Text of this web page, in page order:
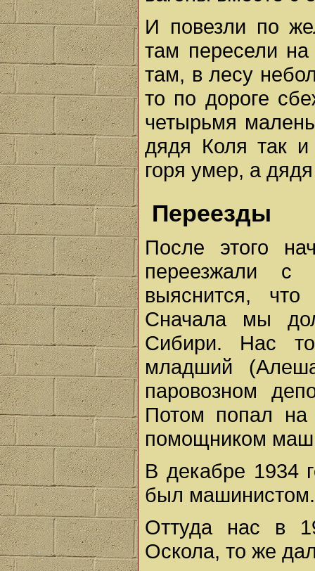
И повезли по
там пересели
там, в лесу
то по дороге
четырьмя
дядя Коля так
горя умер, а
Переезды
После этого
переезжали
выяснится,
Сначала мы
Сибири. Нас
младший
паровозном
Потом попал на
помощником
В декабре 1934
был машинистом.
Оттуда нас в
Оскола, то же